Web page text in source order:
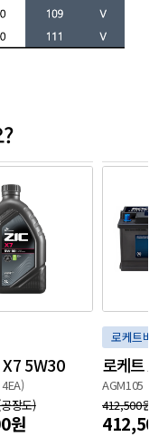
5W30
장도)
원
로케트배터
로케트
AGM105
412,500원(
412,500